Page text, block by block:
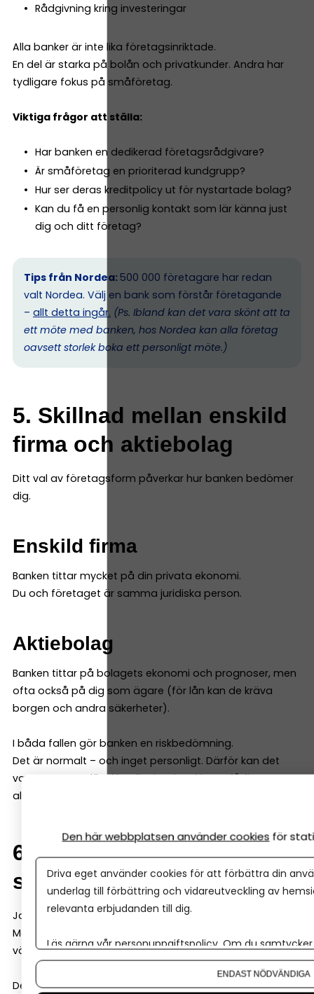
Rådgivning kring investeringar
Alla banker är inte lika företagsinriktade.
En del är starka på bolån och privatkunder. Andra har
tydligare fokus på småföretag.
Viktiga frågor att ställa:
Har banken en dedikerad företagsrådgivare?
Är småföretag en prioriterad kundgrupp?
Hur ser deras kreditpolicy ut för nystartade bolag?
Kan du få en personlig kontakt som lär känna just
dig och ditt företag?
Tips från Nordea: 500 000 företagare har redan
valt Nordea. Välj en bank som förstår företagande
– allt detta ingår. (Ps. Ibland kan det vara skönt att ta
ett möte med banken, hos Nordea kan alla företag
oavsett storlek boka ett personligt möte.)
5. Skillnad mellan enskild
firma och aktiebolag
Ditt val av företagsform påverkar hur banken bedömer
dig.
Enskild firma
Banken tittar mycket på din privata ekonomi.
Du och företaget är samma juridiska person.
Aktiebolag
Banken tittar på bolagets ekonomi och prognoser, men
ofta också på dig som ägare (för lån kan de kräva
borgen och andra säkerheter).
I båda fallen gör banken en riskbedömning.
Det är normalt – och inget personligt. Därför kan det
vara smart att jämföra fler banker, för att få fler
alternativ.
6. Kan man byta bank
senare?
Ja, det går.
Men det är administrativt jobbigt. Därför kan det vara
värt att tänka ett steg längre redan från början.
Det betyder inte att du måste välja “den perfekta
Den här webbplatsen använder cookies för
Driva eget använder cookies för att förbättra din
underlag till förbättring och vidareutveckling av
relevanta erbjudanden till dig.
Läs gärna vår personuppgiftspolicy. Om du
Om du vill ändra ditt val i efterhand hittar du den
ENDAST NÖDVÄNDIGA